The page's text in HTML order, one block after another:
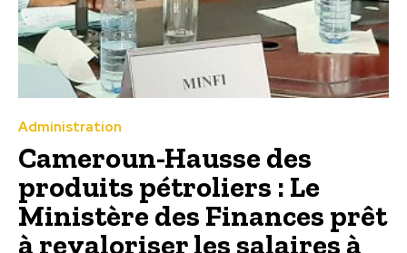
Administration
Cameroun-Hausse des
produits pétroliers : Le
Ministère des Finances prêt
à revaloriser les salaires à